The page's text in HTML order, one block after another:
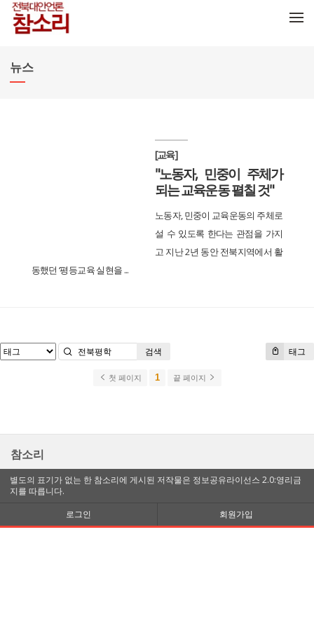
뉴스
[교육]
"노동자, 민중이 주체가
되는 교육운동 펼칠 것"
노동자, 민중이 교육운동의 주체로
설 수 있도록 한다는 관점을 가지
고 지난 2년 동안 전북지역에서 활
동했던 ‘평등교육 실현을 ...
태그
검색
첫 페이지 1 끝 페이지
참소리
별도의 표기가 없는 한 참소리에 게시된 저작물은 정보공유라이선스 2.0:영리금
지를 따릅니다.
로그인
회원가입